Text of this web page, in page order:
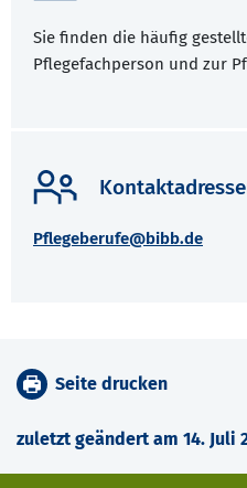
Sie finden die häufig
Pflegefachperson und zur
Pflegeberufe@bibb.de
zuletzt geändert am 14. Juli
Seite drucken